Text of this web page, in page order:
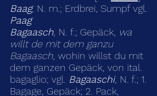
Baag, N. m.; Erdbrei, Sumpf vgl.
Paag
Bagaasch, N. f.; Gepäck, wa
willt de mit dem ganzu
Bagaasch, wohin willst du mit
dem ganzen Gepäck, von ital.
bagaglio; vgl. Bagaaschi, N. f.; 1.
Bagage, Gepäck; 2. Pack,